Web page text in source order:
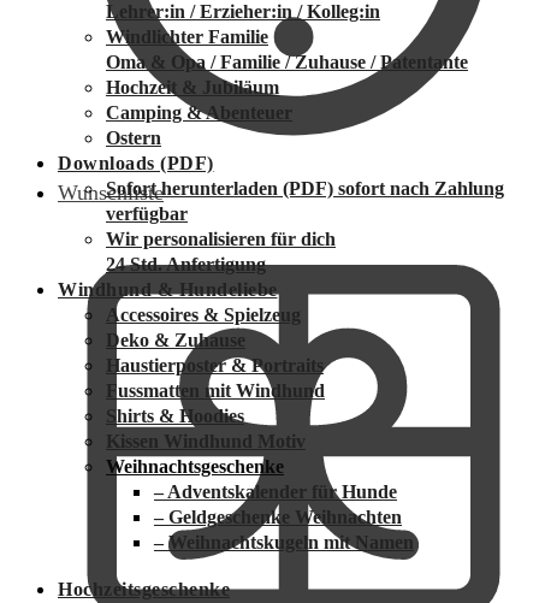
Wunschliste
Lehrer:in / Erzieher:in / Kolleg:in
Windlichter Familie
Oma & Opa / Familie / Zuhause / Patentante
Hochzeit & Jubiläum
Camping & Abenteuer
Ostern
Downloads (PDF)
Sofort herunterladen (PDF) sofort nach Zahlung
verfügbar
Wir personalisieren für dich
24 Std. Anfertigung
Windhund & Hundeliebe
Accessoires & Spielzeug
Deko & Zuhause
Haustierposter & Portraits
Fussmatten mit Windhund
Shirts & Hoodies
Kissen Windhund Motiv
Weihnachtsgeschenke
– Adventskalender für Hunde
– Geldgeschenke Weihnachten
– Weihnachtskugeln mit Namen
Hochzeitsgeschenke